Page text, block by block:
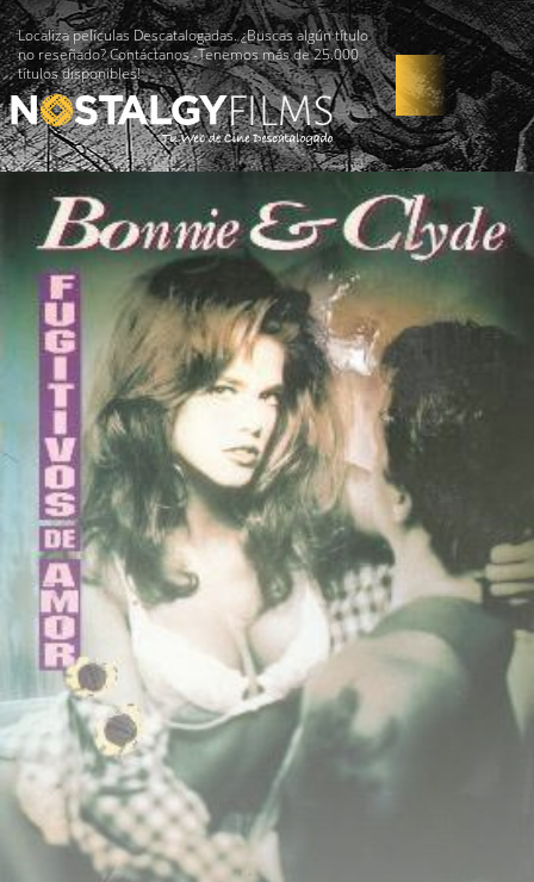
Localiza películas Descatalogadas. ¿Buscas algún título
no reseñado? Contáctanos -Tenemos más de 25.000
títulos disponibles!